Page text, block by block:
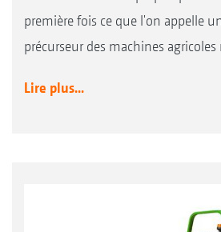
première fois ce que l'on appelle
précurseur des machines agricoles
Lire plus...